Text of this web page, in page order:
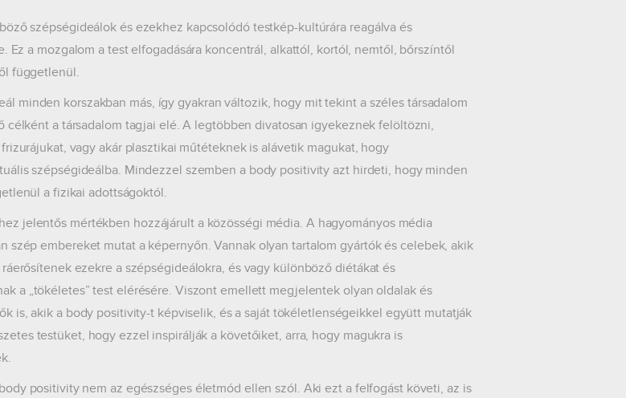
szépségideálok és ezekhez kapcsolódó testkép-kultúrára reagálva és
Ez a mozgalom a test elfogadására koncentrál, alkattól, kortól, nemtől, bőrszíntől
függetlenül.
minden korszakban más, így gyakran változik, hogy mit tekint a széles társadalom
célként a társadalom tagjai elé. A legtöbben divatosan igyekeznek felöltözni,
vagy akár plasztikai műtéteknek is alávetik magukat, hogy
szépségideálba. Mindezzel szemben a body positivity azt hirdeti, hogy minden
a fizikai adottságoktól.
jelentős mértékben hozzájárult a közösségi média. A hagyományos média
szép embereket mutat a képernyőn. Vannak olyan tartalom gyártók és celebek, akik
ezekre a szépségideálokra, és vagy különböző diétákat és
a „tökéletes” test elérésére. Viszont emellett megjelentek olyan oldalak és
is, akik a body positivity-t képviselik, és a saját tökéletlenségeikkel együtt mutatják
testüket, hogy ezzel inspirálják a követőiket, arra, hogy magukra is
positivity nem az egészséges életmód ellen szól. Aki ezt a felfogást követi, az is